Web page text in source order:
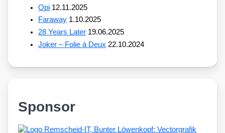
Opi 12.11.2025
Faraway 1.10.2025
28 Years Later 19.06.2025
Joker – Folie à Deux 22.10.2024
Sponsor